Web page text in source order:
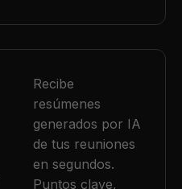
Recibe
resúmenes
generados por IA
de tus reuniones
en segundos.
Puntos clave,